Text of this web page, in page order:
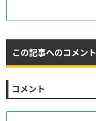
この記事へのコメント
コメント